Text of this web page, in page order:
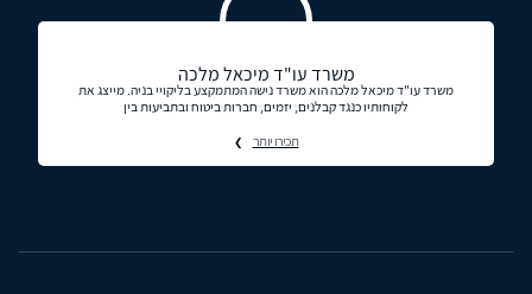
משרד עו"ד מיכאל מלכה
משרד עו"ד מיכאל מלכה הוא משרד נישה המתמקצע בליקויי בניה. מייצג את
לקוחותיו כנגד קבלנים, יזמים, חברות ביטוח ובתביעות בין
תכירו יותר